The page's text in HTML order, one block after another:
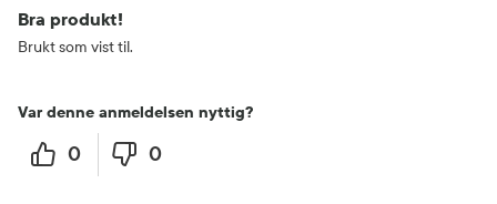
Bra produkt!
Brukt som vist til.
Var denne anmeldelsen nyttig?
0 0